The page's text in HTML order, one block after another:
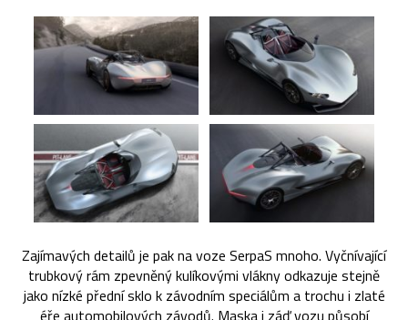
Zajímavých detailů je pak na voze SerpaS mnoho. Vyčnívající
trubkový rám zpevněný kulíkovými vlákny odkazuje stejně
jako nízké přední sklo k závodním speciálům a trochu i zlaté